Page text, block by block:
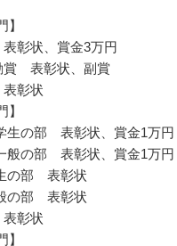
】
彰状、賞金3万円
賞 表彰状、副賞
彰状
】
生の部 表彰状、賞金1万円
般の部 表彰状、賞金1万円
の部 表彰状
の部 表彰状
彰状
】